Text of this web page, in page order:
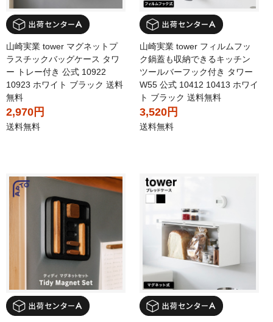
山崎実業 tower マグネットプ
ラスチックバッグケース タワ
ー トレー付き 公式 10922
10923 ホワイト ブラック 送料
無料
2,970円
送料無料
山崎実業 tower フィルムフッ
ク鍋蓋も収納できるキッチン
ツールバーフック付き タワー
W55 公式 10412 10413 ホワイ
ト ブラック 送料無料
3,520円
送料無料